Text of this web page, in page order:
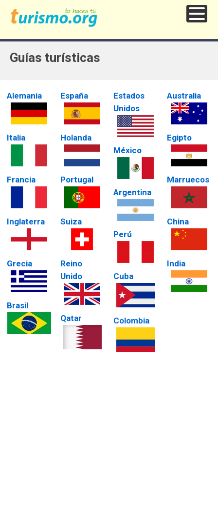
Guías turísticas
Alemania
Italia
Francia
Inglaterra
Grecia
Brasil
España
Holanda
Portugal
Suiza
Reino
Unido
Qatar
Estados
Unidos
México
Argentina
Perú
Cuba
Colombia
Australia
Egipto
Marruecos
China
India